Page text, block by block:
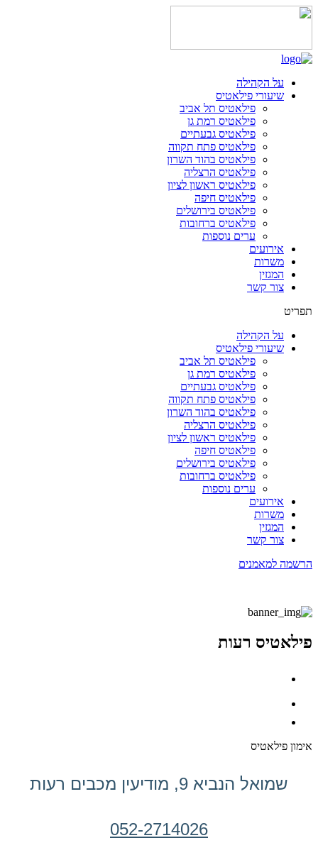
על הקהילה
שיעורי פילאטיס
פילאטיס תל אביב
פילאטיס רמת גן
פילאטיס גבעתיים
פילאטיס פתח תקווה
פילאטיס בהוד השרון
פילאטיס הרצליה
פילאטיס ראשון לציון
פילאטיס חיפה
פילאטיס בירושלים
פילאטיס ברחובות
ערים נוספות
אירועים
משרות
המגזין
צור קשר
תפריט
על הקהילה
שיעורי פילאטיס
פילאטיס תל אביב
פילאטיס רמת גן
פילאטיס גבעתיים
פילאטיס פתח תקווה
פילאטיס בהוד השרון
פילאטיס הרצליה
פילאטיס ראשון לציון
פילאטיס חיפה
פילאטיס בירושלים
פילאטיס ברחובות
ערים נוספות
אירועים
משרות
המגזין
צור קשר
הרשמה למאמנים
פילאטיס רעות
אימון פילאטיס
שמואל הנביא 9, מודיעין מכבים רעות
052-2714026